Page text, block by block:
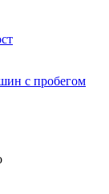
с пробегом